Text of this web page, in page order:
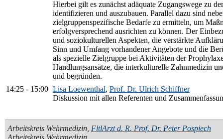
Hierbei gilt es zunächst adäquate Zugangswege zu
identifizieren und auszubauen. Parallel dazu sind
zielgruppenspezifische Bedarfe zu ermitteln, um
erfolgversprechend ausrichten zu können. Der
und soziokulturellen Aspekten, die verstärkte
Sinn und Umfang vorhandener Angebote und die
als spezielle Zielgruppe bei Aktivitäten der
Handlungsansätze, die interkulturelle Zahnmedizin
und begründen.
14:25 - 15:00 Lisa Loewenthal, Prof. Dr. Ulrich Schiffner
Diskussion mit allen Referenten und
Arbeitskreis Wehrmedizin FltlArzt d. R. Prof. Dr. Peter Pospiech
Arbeitskreis Wehrmedizin